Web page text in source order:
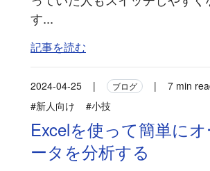
す...
記事を読む
2024-04-25 | ブログ |
7 min
#新人向け
#小技
Excelを使って簡単に
ータを分析する